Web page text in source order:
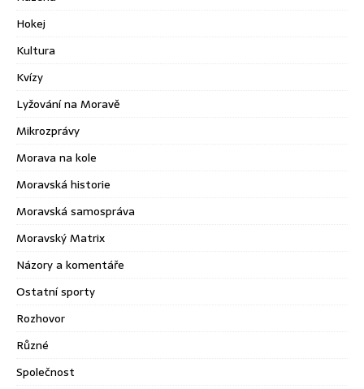
Hokej
Kultura
Kvízy
Lyžování na Moravě
Mikrozprávy
Morava na kole
Moravská historie
Moravská samospráva
Moravský Matrix
Názory a komentáře
Ostatní sporty
Rozhovor
Různé
Společnost